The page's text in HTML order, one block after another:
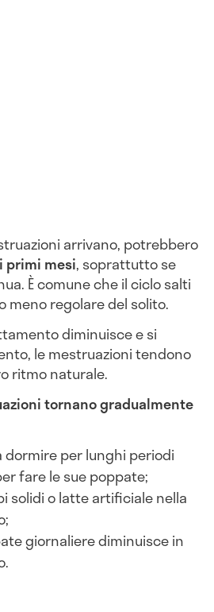
arrivano, potrebbero
primi mesi, soprattutto se
È comune che il ciclo salti
meno regolare del solito.
diminuisce e si
le mestruazioni tendono
ritmo naturale.
tornano gradualmente
dormire per lunghi periodi
fare le sue poppate;
solidi o latte artificiale nella
giornaliere diminuisce in